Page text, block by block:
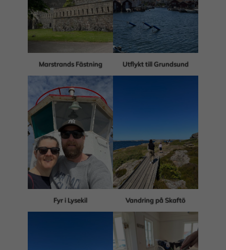
Marstrands Fästning Utflykt till Grundsund
Fyr i Lysekil Vandring på Skaftö